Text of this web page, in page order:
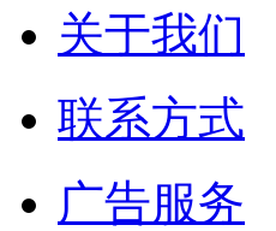
关于我们
联系方式
广告服务